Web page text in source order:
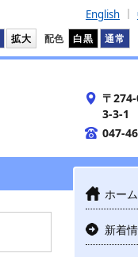
English
拡大 配色 白黒 通常
〒
3-3-1
047-
ホーム
新着